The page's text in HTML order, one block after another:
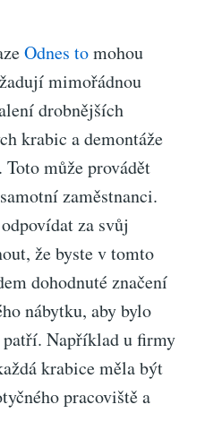
Odnes tomohou
mimořádnou
drobnějších
krabic a demontáže
může provádět
zaměstnanci.
za svůj
že byste v tomto
dohodnuté značení
nábytku, aby bylo
Například u firmy
krabice měla být
pracoviště a